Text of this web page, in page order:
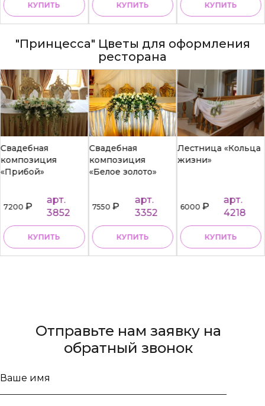
КУПИТЬ КУПИТЬ КУПИТЬ
"Принцесса" Цветы для оформления
ресторана
Свадебная
композиция
«Прибой»
7200₽
арт.
3852
КУПИТЬ
Свадебная
композиция
«Белое золото»
7550₽
арт.
3352
КУПИТЬ
Лестница «Кольца
жизни»
6000₽
арт.
4218
КУПИТЬ
Отправьте нам заявку на
обратный звонок